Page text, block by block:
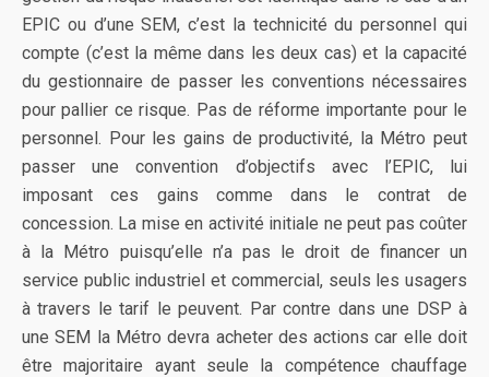
EPIC ou d’une SEM, c’est la technicité du personnel qui
compte (c’est la même dans les deux cas) et la capacité
du gestionnaire de passer les conventions nécessaires
pour pallier ce risque. Pas de réforme importante pour le
personnel. Pour les gains de productivité, la Métro peut
passer une convention d’objectifs avec l’EPIC, lui
imposant ces gains comme dans le contrat de
concession. La mise en activité initiale ne peut pas coûter
à la Métro puisqu’elle n’a pas le droit de financer un
service public industriel et commercial, seuls les usagers
à travers le tarif le peuvent. Par contre dans une DSP à
une SEM la Métro devra acheter des actions car elle doit
être majoritaire ayant seule la compétence chauffage